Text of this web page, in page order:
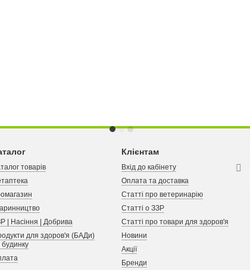
товарів
| Насіння | Добрива
для здоров'я (БАДи)
будинку
Клієнтам
Вхід до кабінету
Оплата та доставка
Статті про ветеринарію
Статті о ЗЗР
Статті про товари для здоров'я
Новини
Акції
Бренди